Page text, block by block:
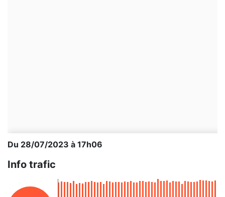
Du 28/07/2023 à 17h06
Info trafic